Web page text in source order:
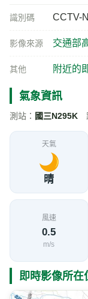
識別碼 CCTV-
影像來源 交通部
其他 附近的
氣象資訊
測站： 國三N295K
天氣
晴
風速
0.5
m/s
即時影像所在